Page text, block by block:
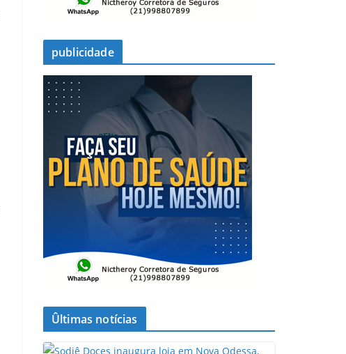
publicidade
Ûltimas notícias